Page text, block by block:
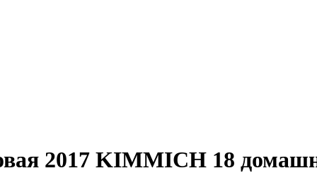
2017 KIMMICH 18